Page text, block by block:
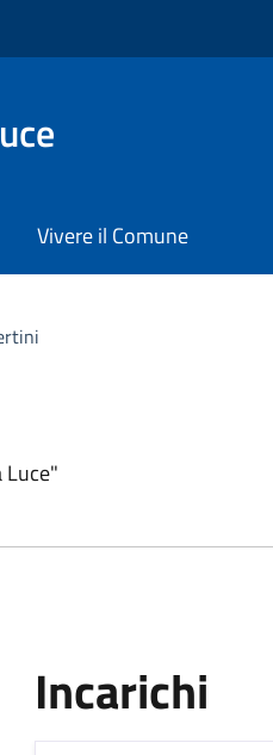
Vivere il Comune
Luce"
Incarichi